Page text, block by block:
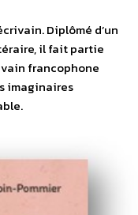
Diplômé d’un
il fait partie
francophone
imaginaires